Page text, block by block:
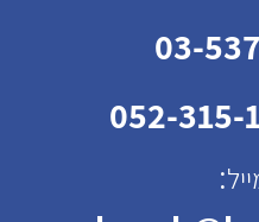
03-
052-315-
: